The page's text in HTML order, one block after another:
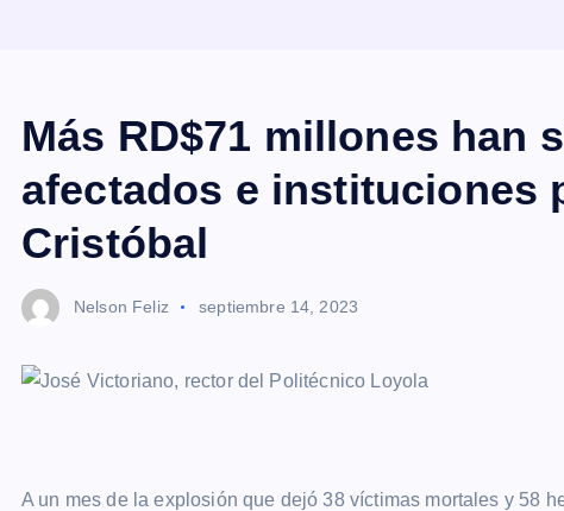
Más RD$71 millones han
afectados e instituciones
Cristóbal
Nelson Feliz septiembre 14, 2023
A un mes de la explosión que dejó 38 víctimas mortales y 58